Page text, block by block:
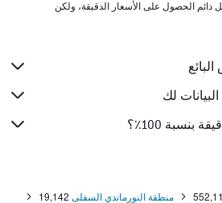
لك
بنسبة 100٪؟
منطقة النورماندي السفلى 19,142